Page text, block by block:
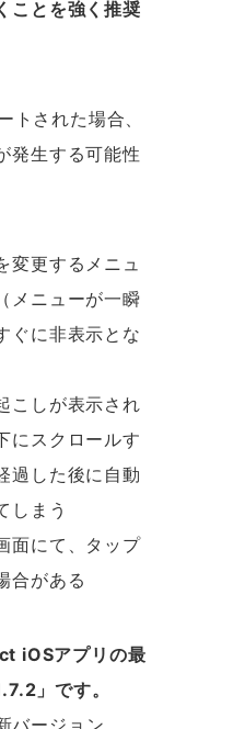
ことを強く推奨
トされた場合、
発生する可能性
変更するメニュ
メニューが一瞬
ぐに非表示とな
こしが表示され
にスクロールす
過した後に自動
しまう
面にて、タップ
合がある
iOSアプリの最
」です。